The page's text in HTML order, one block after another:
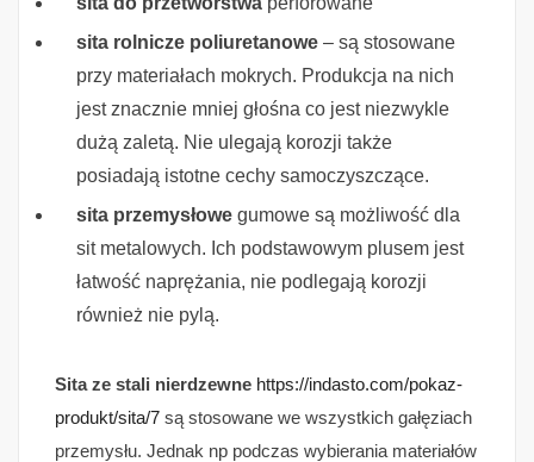
sita rolnicze poliuretanowe – są stosowane
przy materiałach mokrych. Produkcja na nich
jest znacznie mniej głośna co jest niezwykle
dużą zaletą. Nie ulegają korozji także
posiadają istotne cechy samoczyszczące.
sita przemysłowe gumowe są możliwość dla
sit metalowych. Ich podstawowym plusem jest
łatwość naprężania, nie podlegają korozji
również nie pylą.
Sita ze stali nierdzewne https://indasto.com/pokaz-
produkt/sita/7 są stosowane we wszystkich gałęziach
przemysłu. Jednak np podczas wybierania materiałów